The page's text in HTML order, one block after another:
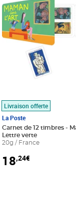
au panier
Livraison offerte
La Poste
Carnet de 12 timbres -
Lettre verte
20g / France
18,24€